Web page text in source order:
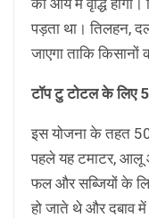
पड़ता था। तिलहन,
जाएगा ताकि
टॉप टु टोटल के लिए
इस योजना के तहत
पहले यह टमाटर, आलू
फल और सब्जियों के
हो जाते थे और दबाव